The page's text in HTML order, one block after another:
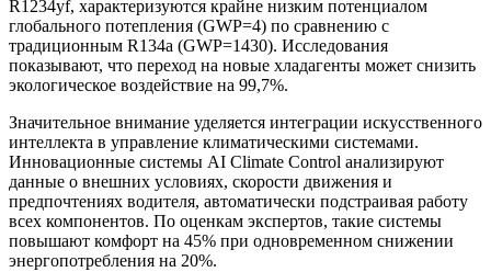
R1234yf, характеризуются крайне низким потенциалом
глобального потепления (GWP=4) по сравнению с
традиционным R134a (GWP=1430). Исследования
показывают, что переход на новые хладагенты может снизить
экологическое воздействие на 99,7%.
Значительное внимание уделяется интеграции искусственного
интеллекта в управление климатическими системами.
Инновационные системы AI Climate Control анализируют
данные о внешних условиях, скорости движения и
предпочтениях водителя, автоматически подстраивая работу
всех компонентов. По оценкам экспертов, такие системы
повышают комфорт на 45% при одновременном снижении
энергопотребления на 20%.